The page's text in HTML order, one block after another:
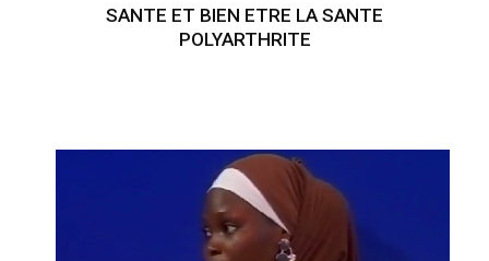
SANTE ET BIEN ETRE LA SANTE
POLYARTHRITE